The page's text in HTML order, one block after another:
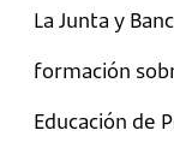
La Junta y
formación
Educación de